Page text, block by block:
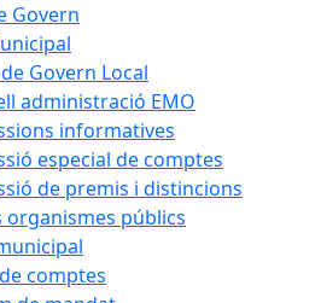
Govern
Govern Local
administració EMO
informatives
especial de comptes
de premis i distincions
organismes públics
comptes